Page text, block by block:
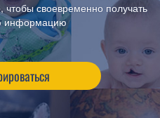
чтобы своевременно получать
информацию